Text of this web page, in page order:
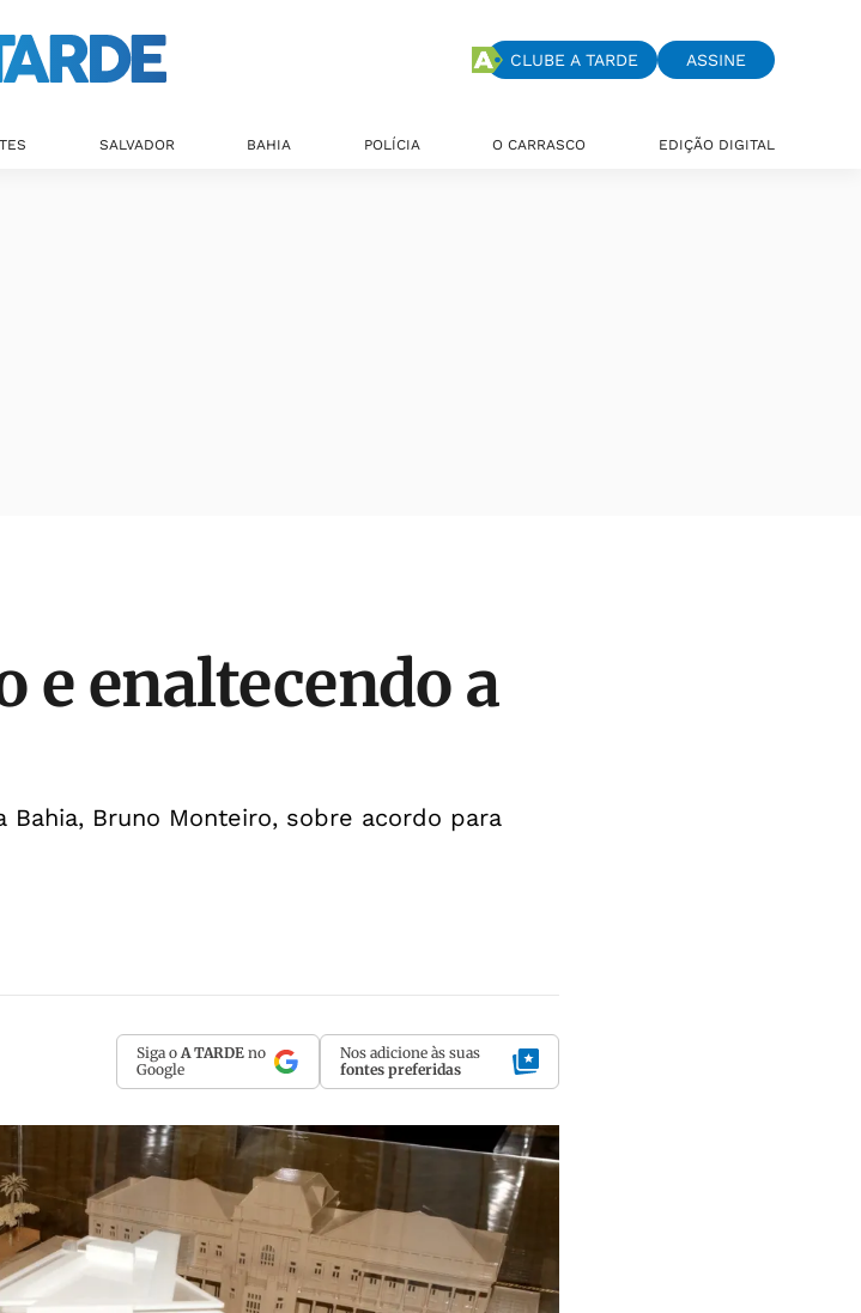
CLUBE A TARDE ASSINE
SALVADOR BAHIA POLÍCIA O CARRASCO EDIÇÃO DIGITAL
e enaltecendo a
Bruno Monteiro, sobre acordo para
Siga o A TARDE no
Google
Nos adicione às suas
fontes preferidas